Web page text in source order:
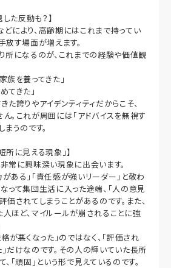
した反動も？】
により、高齢期にはこれまで持ってい
放す場面が増えます。
所になるのが、これまでの経験や価値観
族を養ってきた」
てきた」
た誇りやアイデンティティだからこそ、
。これが周囲には「アドバイスを無視す
うのです。
所に見える現象」】
常に興味深い現象に出会います。
ある」「責任感が強いリーダー」と敬わ
って集団生活に入った途端、「人の意見
価されてしまうことがあるのです。また、
ほど、マイルールが崩されることに強
が悪くなった」のではなく、「評価され
だけなのです。その人の輝いていた長所
「頑固」という形で見えているのです。